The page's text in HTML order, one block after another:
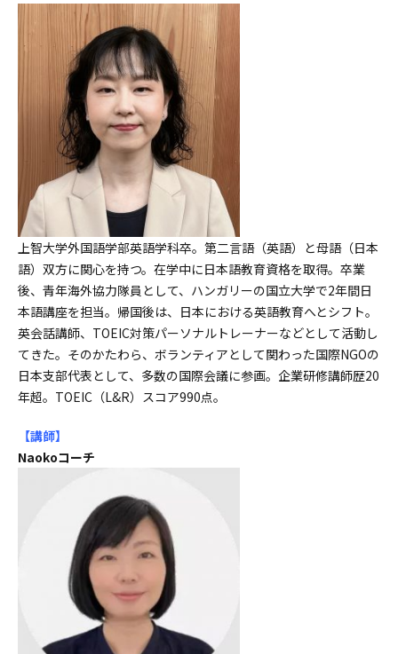
上智大学外国語学部英語学科卒。第二言語（英語）と母語（日本
語）双方に関心を持つ。在学中に日本語教育資格を取得。卒業
後、青年海外協力隊員として、ハンガリーの国立大学で2年間日
本語講座を担当。帰国後は、日本における英語教育へとシフト。
英会話講師、TOEIC対策パーソナルトレーナーなどとして活動し
てきた。そのかたわら、ボランティアとして関わった国際NGOの
日本支部代表として、多数の国際会議に参画。企業研修講師歴20
年超。TOEIC（L&R）スコア990点。
【講師】
Naokoコーチ